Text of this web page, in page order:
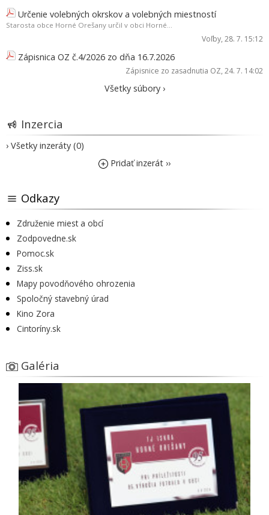
Určenie volebných okrskov a volebných miestností
Starosta obce Horné Orešany určil v obci Horné...
Voľby, 28. 7. 15:12
Zápisnica OZ č.4/2026 zo dňa 16.7.2026
Zápisnice zo zasadnutia OZ, 24. 7. 14:02
Všetky súbory ›
Inzercia
› Všetky inzeráty (0)
Pridať inzerát ››
Odkazy
Združenie miest a obcí
Zodpovedne.sk
Pomoc.sk
Ziss.sk
Mapy povodňového ohrozenia
Spoločný stavebný úrad
Kino Zora
Cintoríny.sk
Galéria